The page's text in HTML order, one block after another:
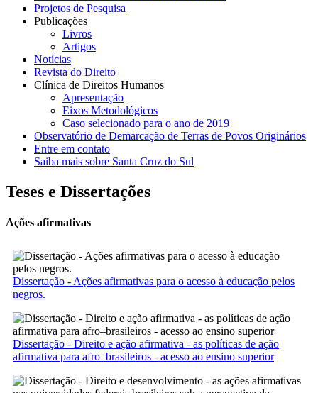
Projetos de Pesquisa
Publicações
Livros
Artigos
Notícias
Revista do Direito
Clínica de Direitos Humanos
Apresentação
Eixos Metodológicos
Caso selecionado para o ano de 2019
Observatório de Demarcação de Terras de Povos Originários
Entre em contato
Saiba mais sobre Santa Cruz do Sul
Teses e Dissertações
Ações afirmativas
Dissertação - Ações afirmativas para o acesso à educação pelos
negros.
Dissertação - Direito e ação afirmativa - as políticas de ação
afirmativa para afro–brasileiros - acesso ao ensino superior